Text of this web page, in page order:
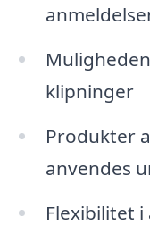
klipninger
Produkter
anvendes
Flexibilitet